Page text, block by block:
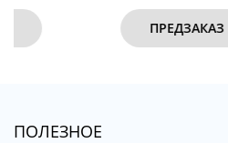
ПРЕДЗАКАЗ
ПОЛЕЗНОЕ